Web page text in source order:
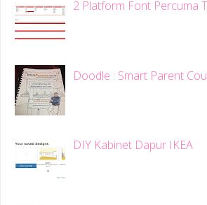
2 Platform Font Percuma
Doodle : Smart Parent
DIY Kabinet Dapur IKEA